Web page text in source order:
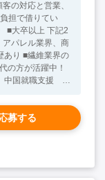
報告書作成経験
・英語またはタ
ーもいるので、
ルに物事を考え
ランス感覚や柔
な感覚をお持ち
います。 ・日本
気のある方
の対応と営業、
パレル業界、商
あり ■繊維業界の
中国就職支援 無
募する